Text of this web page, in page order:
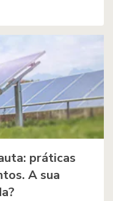
práticas
A sua